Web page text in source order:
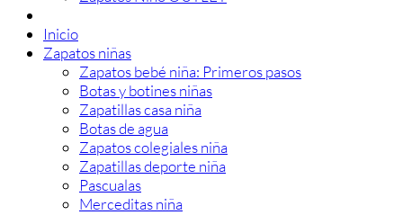
Inicio
Zapatos niñas
Zapatos bebé niña: Primeros pasos
Botas y botines niñas
Zapatillas casa niña
Botas de agua
Zapatos colegiales niña
Zapatillas deporte niña
Pascualas
Merceditas niña